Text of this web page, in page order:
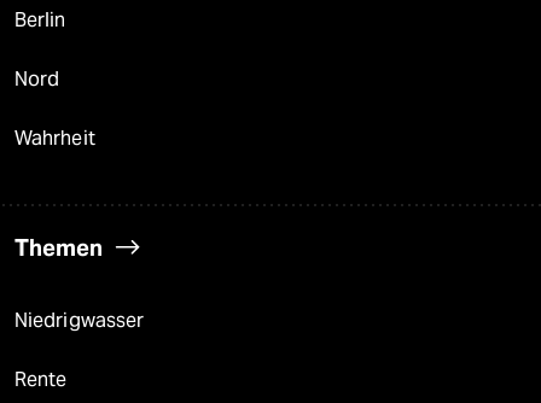
Berlin
Nord
Wahrheit
Themen
Niedrigwasser
Rente